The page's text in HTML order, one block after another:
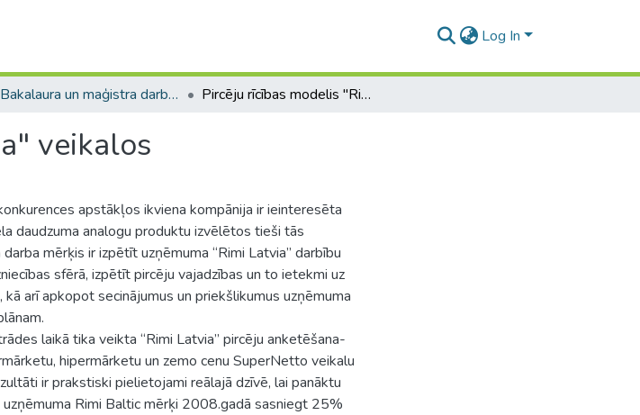
Log In
Bakalaura un maģistra darbi (ESZF) / Bachelor's and Master's theses Pircēju rīcības modelis "Rimi Latvia" veikalos
veikalos
apstākļos ikviena kompānija ir ieinteresēta
daudzuma analogu produktu izvēlētos tieši tās
mērķis ir izpētīt uzņēmuma “Rimi Latvia” darbību
sfērā, izpētīt pircēju vajadzības un to ietekmi uz
arī apkopot secinājumus un priekšlikumus uzņēmuma
laikā tika veikta “Rimi Latvia” pircēju anketēšana-
hipermārketu un zemo cenu SuperNetto veikalu
ir prakstiski pielietojami reālajā dzīvē, lai panāktu
uzņēmuma Rimi Baltic mērķi 2008.gadā sasniegt 25%